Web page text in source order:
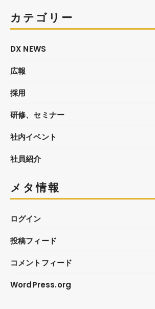
カテゴリー
DX NEWS
広報
採用
研修、セミナー
社内イベント
社員紹介
メタ情報
ログイン
投稿フィード
コメントフィード
WordPress.org